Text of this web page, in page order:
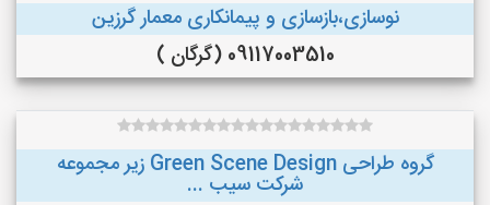
نوسازی،بازسازی و پیمانکاری معمار گرزین
09117003510 (گرگان )
گروه طراحی Green Scene Design زیر مجموعه
شرکت سیب ...